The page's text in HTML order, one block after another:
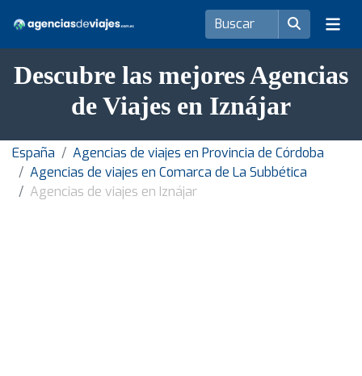
Descubre las mejores Agencias
de Viajes en Iznájar
España
Agencias de viajes en Provincia de Córdoba
Agencias de viajes en Comarca de La Subbética
Agencias de viajes en Iznájar